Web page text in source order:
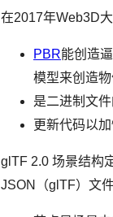
在2017年Web3D
PBR能创造
模型来创造
是二进制文件
更新代码以
glTF 2.0 场景结构
JSON（glTF）文